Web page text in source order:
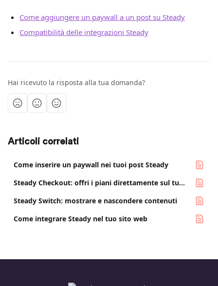
Come aggiungere un paywall a un post su Steady
Compatibilità delle integrazioni Steady
Hai ricevuto la risposta alla tua domanda?
Articoli correlati
Come inserire un paywall nei tuoi post Steady
Steady Checkout: offri i piani direttamente sul tuo sito web
Steady Switch: mostrare e nascondere contenuti
Come integrare Steady nel tuo sito web